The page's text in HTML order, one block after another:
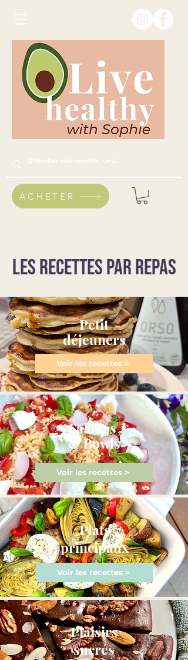
ACHETER
LES RECETTES PAR REPAS
Petit
déjeuners
Voir les recettes >
Voir les recettes >
Salades
& Bowls
Plats
principaux
Voir les recettes >
Plaisirs
sucrés